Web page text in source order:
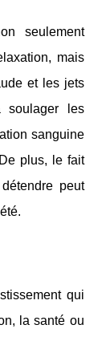
seulement
mais
et les jets
soulager les
sanguine
plus, le fait
peut
qui
la santé ou